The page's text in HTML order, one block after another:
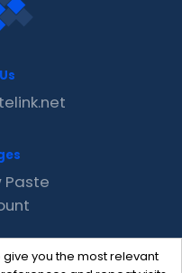
you the most relevant
Paste